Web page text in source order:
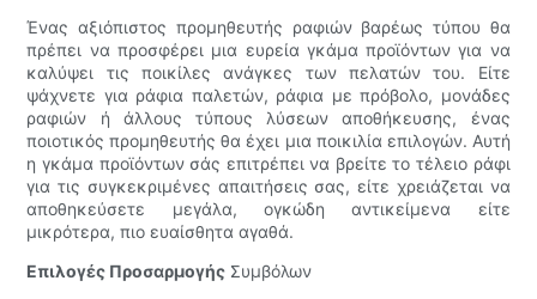
Ένας αξιόπιστος προμηθευτής ραφιών βαρέως τύπου θα
πρέπει να προσφέρει μια ευρεία γκάμα προϊόντων για να
καλύψει τις ποικίλες ανάγκες των πελατών του. Είτε
ψάχνετε για ράφια παλετών, ράφια με πρόβολο, μονάδες
ραφιών ή άλλους τύπους λύσεων αποθήκευσης, ένας
ποιοτικός προμηθευτής θα έχει μια ποικιλία επιλογών. Αυτή
η γκάμα προϊόντων σάς επιτρέπει να βρείτε το τέλειο ράφι
για τις συγκεκριμένες απαιτήσεις σας, είτε χρειάζεται να
αποθηκεύσετε μεγάλα, ογκώδη αντικείμενα είτε
μικρότερα, πιο ευαίσθητα αγαθά.
Επιλογές Προσαρμογής Συμβόλων